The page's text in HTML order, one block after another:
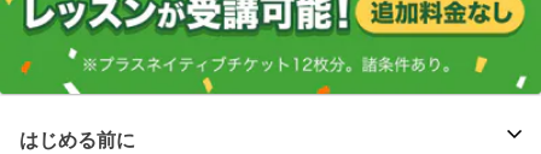
はじめる前に